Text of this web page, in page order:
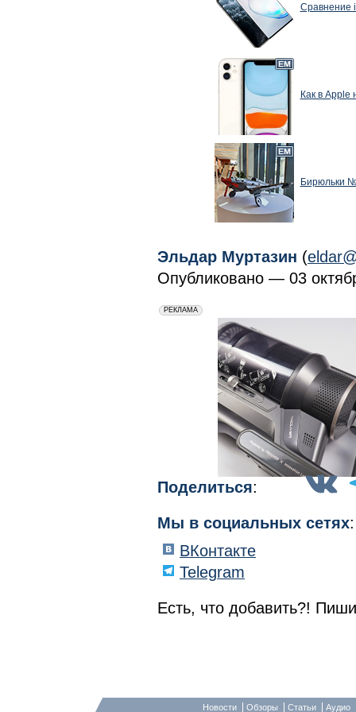
Сравнение
Как в Apple
Бирюльки
Эльдар Муртазин (
Опубликовано — 03
erid: 2VfnxxmNzs5
РЕКЛАМА
Поделиться:
Мы в социальных сетях:
ВКонтакте
Telegram
Есть, что добавить?!
Новости Обзоры Статьи Аудио